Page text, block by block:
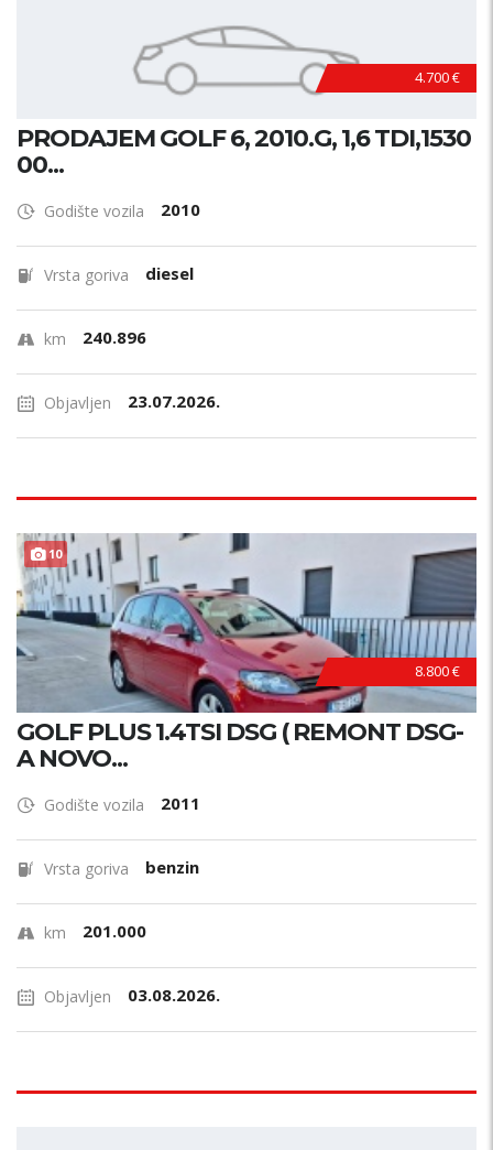
4.700 €
PRODAJEM GOLF 6, 2010.G, 1,6 TDI,1530
00...
Godište vozila 2010
Vrsta goriva diesel
km 240.896
Objavljen 23.07.2026.
10
8.800 €
GOLF PLUS 1.4TSI DSG ( REMONT DSG-
A NOVO...
Godište vozila 2011
Vrsta goriva benzin
km 201.000
Objavljen 03.08.2026.